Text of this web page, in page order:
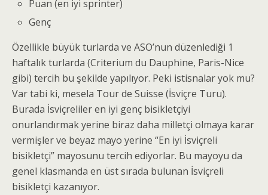
Puan (en iyi sprinter)
Genç
Özellikle büyük turlarda ve ASO’nun düzenlediği 1
haftalık turlarda (Criterium du Dauphine, Paris-Nice
gibi) tercih bu şekilde yapılıyor. Peki istisnalar yok mu?
Var tabi ki, mesela Tour de Suisse (İsviçre Turu).
Burada İsviçreliler en iyi genç bisikletçiyi
onurlandırmak yerine biraz daha milletçi olmaya karar
vermişler ve beyaz mayo yerine “En iyi İsviçreli
bisikletçi” mayosunu tercih ediyorlar. Bu mayoyu da
genel klasmanda en üst sırada bulunan İsviçreli
bisikletçi kazanıyor.